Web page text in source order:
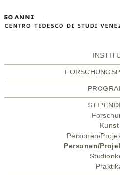
Kunst
Personen/
Personen/